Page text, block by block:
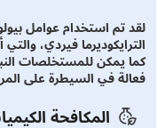
تم استخدام عوامل بيولوجية
فيردي، والتي
يمكن للمستخلصات النباتية
في السيطرة على المرض.
المكافحة الكيميائية